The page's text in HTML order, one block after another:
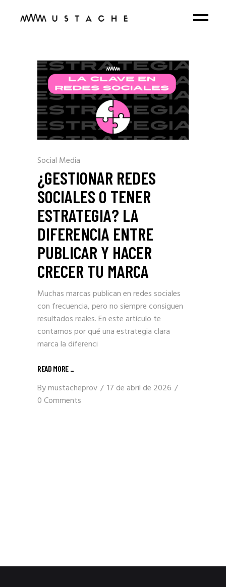
Social Media
¿GESTIONAR REDES
SOCIALES O TENER
ESTRATEGIA? LA
DIFERENCIA ENTRE
PUBLICAR Y HACER
CRECER TU MARCA
Muchas marcas publican en redes sociales
con frecuencia, pero no siempre consiguen
resultados reales. En este artículo te
contamos por qué una estrategia clara
marca la diferenci
READ MORE _
Bymustacheprov
17 de abril de 2026
0 Comments